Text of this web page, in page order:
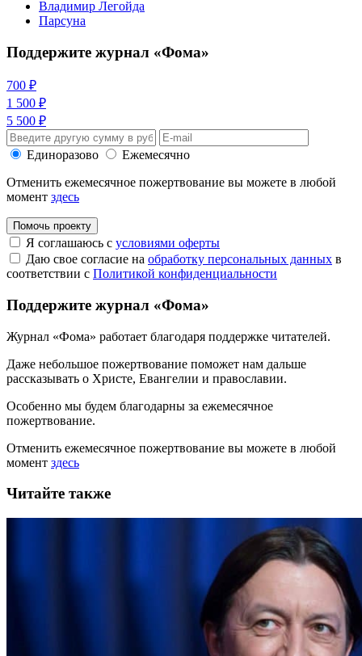
Владимир Легойда
Парсуна
Поддержите журнал «Фома»
700 ₽
1 500 ₽
5 500 ₽
Единоразово
Ежемесячно
Отменить ежемесячное пожертвование вы можете в любой
момент здесь
Помочь проекту
Я соглашаюсь с условиями оферты
Даю свое согласие на обработку персональных данных в
соответствии с Политикой конфиденциальности
Поддержите журнал «Фома»
Журнал «Фома» работает благодаря поддержке читателей.
Даже небольшое пожертвование поможет нам дальше
рассказывать о Христе, Евангелии и православии.
Особенно мы будем благодарны за ежемесячное
пожертвование.
Отменить ежемесячное пожертвование вы можете в любой
момент здесь
Читайте также